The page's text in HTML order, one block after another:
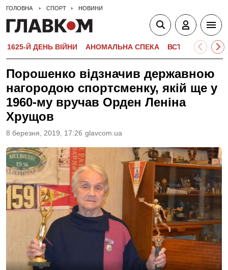
ГОЛОВНА СПОРТ НОВИНИ
1625-Й ДЕНЬ ВІЙНИ АНОМАЛЬНА СПЕКА ВСТУПНА
Порошенко відзначив державною
нагородою спортсменку, якій ще у
1960-му вручав Орден Леніна
Хрущов
8 березня, 2019, 17:26 glavcom.ua